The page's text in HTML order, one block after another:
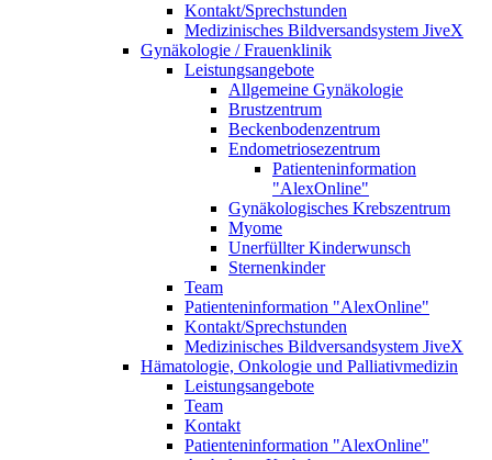
Kontakt/Sprechstunden
Medizinisches Bildversandsystem JiveX
Gynäkologie / Frauenklinik
Leistungsangebote
Allgemeine Gynäkologie
Brustzentrum
Beckenbodenzentrum
Endometriosezentrum
Patienteninformation
"AlexOnline"
Gynäkologisches Krebszentrum
Myome
Unerfüllter Kinderwunsch
Sternenkinder
Team
Patienteninformation "AlexOnline"
Kontakt/Sprechstunden
Medizinisches Bildversandsystem JiveX
Hämatologie, Onkologie und Palliativmedizin
Leistungsangebote
Team
Kontakt
Patienteninformation "AlexOnline"